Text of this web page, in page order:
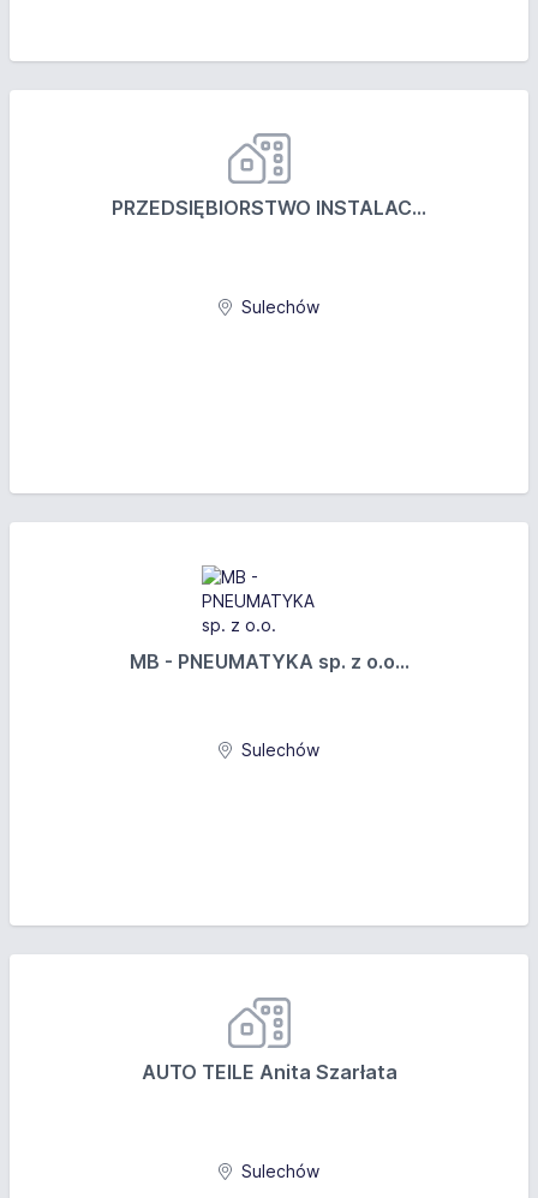
PRZEDSIĘBIORSTWO INSTALAC...
Sulechów
MB - PNEUMATYKA sp. z o.o...
Sulechów
AUTO TEILE Anita Szarłata
Sulechów